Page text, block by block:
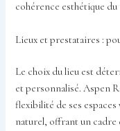
cohérence esthétique du
Lieux et prestataires :
Le choix du lieu est
et personnalisé. Aspen
flexibilité de ses
naturel, offrant un